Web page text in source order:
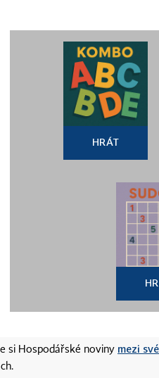
HRÁT
si Hospodářské noviny mezi